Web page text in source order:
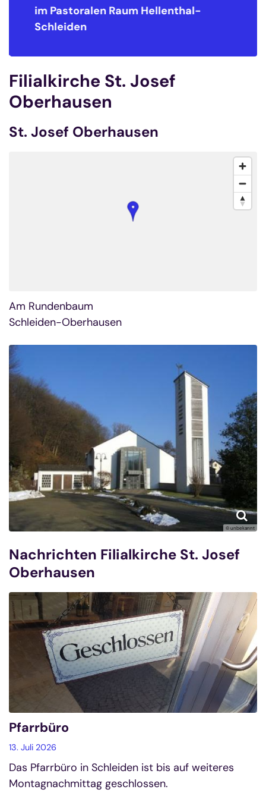
im Pastoralen RaumHellenthal-
Schleiden
Filialkirche St. Josef
Oberhausen
St. Josef Oberhausen
Am Rundenbaum
Schleiden-Oberhausen
© unbekannt
Nachrichten Filialkirche St. Josef
Oberhausen
Pfarrbüro
13. Juli 2026
Das Pfarrbüro in Schleiden ist bis auf weiteres
Montagnachmittag geschlossen.